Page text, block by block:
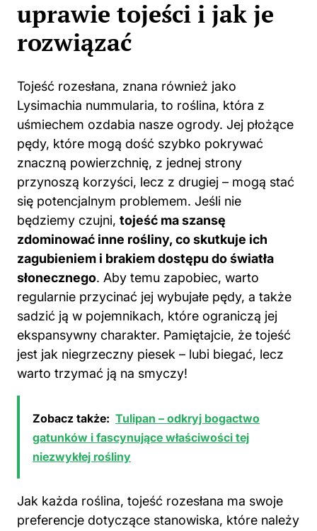
uprawie tojeści i jak je
rozwiązać
Tojeść rozesłana, znana również jako
Lysimachia nummularia, to roślina, która z
uśmiechem ozdabia nasze ogrody. Jej płożące
pędy, które mogą dość szybko pokrywać
znaczną powierzchnię, z jednej strony
przynoszą korzyści, lecz z drugiej – mogą stać
się potencjalnym problemem. Jeśli nie
będziemy czujni, tojeść ma szansę
zdominować inne rośliny, co skutkuje ich
zagubieniem i brakiem dostępu do światła
słonecznego. Aby temu zapobiec, warto
regularnie przycinać jej wybujałe pędy, a także
sadzić ją w pojemnikach, które ograniczą jej
ekspansywny charakter. Pamiętajcie, że tojeść
jest jak niegrzeczny piesek – lubi biegać, lecz
warto trzymać ją na smyczy!
Zobacz także: Tulipan – odkryj bogactwo
gatunków i fascynujące właściwości tej
niezwykłej rośliny
Jak każda roślina, tojeść rozesłana ma swoje
preferencje dotyczące stanowiska, które należy